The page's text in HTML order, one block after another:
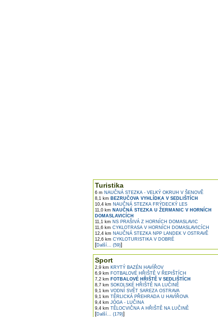
Turistika
6 m NAUČNÁ STEZKA - VELKÝ OKRUH V ŠENOVĚ
8,1 km BEZRUČOVA VYHLÍDKA V SEDLIŠTÍCH
10,4 km NAUČNÁ STEZKA FRÝDECKÝ LES
11,0 km NAUČNÁ STEZKA U ŽERMANIC V HORNÍCH
DOMASLAVICÍCH
11,1 km NS PRAŠIVÁ Z HORNÍCH DOMASLAVIC
11,6 km CYKLOTRASA V HORNÍCH DOMASLAVICÍCH
12,4 km NAUČNÁ STEZKA NPP LANDEK V OSTRAVĚ
12,6 km CYKLOTURISTIKA V DOBRÉ
[Další... (59)]
Sport
2,9 km KRYTÝ BAZÉN HAVÍŘOV
6,9 km FOTBALOVÉ HŘIŠTĚ V ŘEPIŠTÍCH
7,2 km FOTBALOVÉ HŘIŠTĚ V SEDLIŠTÍCH
8,7 km SOKOLSKÉ HŘIŠTĚ NA LUČINĚ
9,1 km VODNÍ SVĚT SAREZA OSTRAVA
9,1 km TĚRLICKÁ PŘEHRADA U HAVÍŘOVA
9,4 km JÓGA - LUČINA
9,4 km TĚLOCVIČNA A HŘIŠTĚ NA LUČINĚ
[Další... (179)]